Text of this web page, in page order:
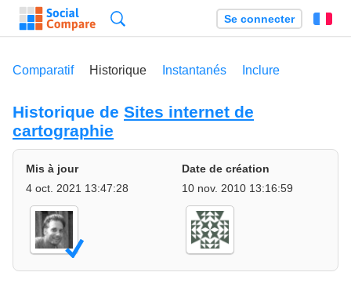
Se connecter
Comparatif Historique Instantanés Inclure
Historique de Sites internet de
cartographie
Mis à jour
4 oct. 2021 13:47:28
Date de création
10 nov. 2010 13:16:59